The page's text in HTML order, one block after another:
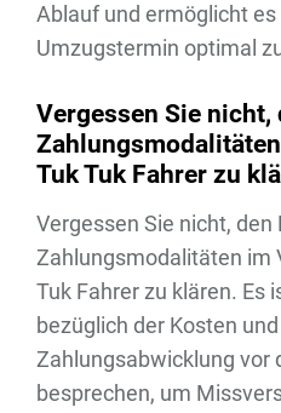
Ablauf und ermöglicht es
Umzugstermin optimal
Vergessen Sie nicht,
Tuk Tuk Fahrer zu
Vergessen Sie nicht, den
Zahlungsmodalitäten im
Tuk Fahrer zu klären. Es
bezüglich der Kosten
Zahlungsabwicklung vor
besprechen, um